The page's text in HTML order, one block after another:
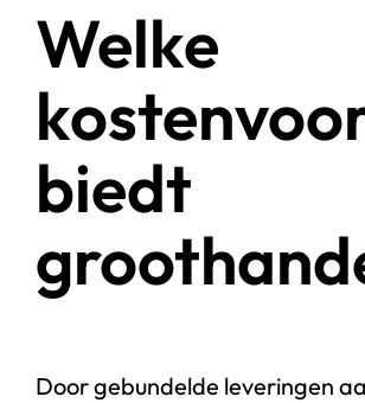
Welke
biedt
Door gebundelde leveringen